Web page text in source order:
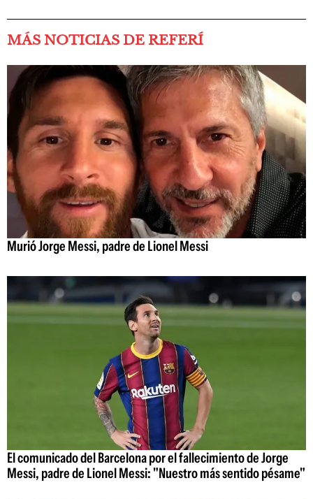
MÁS NOTICIAS DE REFERÍ
Murió Jorge Messi, padre de Lionel Messi
El comunicado del Barcelona por el fallecimiento de Jorge
Messi, padre de Lionel Messi: "Nuestro más sentido pésame"